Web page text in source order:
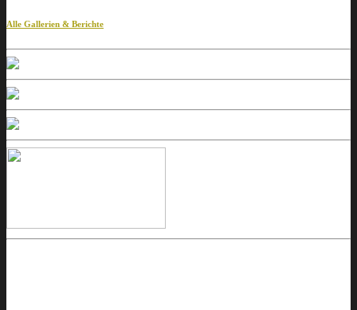
Alle Gallerien & Berichte